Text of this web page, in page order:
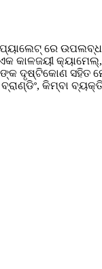
ରେ
କାଳଜୟୀ କ୍ୟାମେଲ୍,
ଦୃଷ୍ଟିକୋଣ ସହିତ
କିମ୍ବା